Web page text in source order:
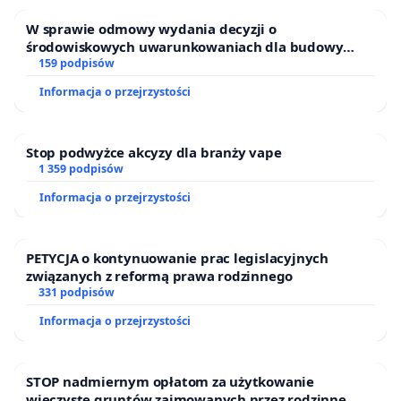
W sprawie odmowy wydania decyzji o
środowiskowych uwarunkowaniach dla budowy
zakładu wytwarzania biometanu „Krynki” w
Ostrowiu Południowym oraz ochrony mieszkańców i
Puszczy Knyszyńskiej
159 podpisów
Informacja o przejrzystości
Stop podwyżce akcyzy dla branży vape
1 359 podpisów
Informacja o przejrzystości
PETYCJA o kontynuowanie prac legislacyjnych
związanych z reformą prawa rodzinnego
331 podpisów
Informacja o przejrzystości
STOP nadmiernym opłatom za użytkowanie